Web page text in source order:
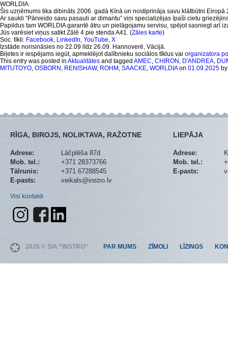
WORLDIA
Šis uzņēmums tika dibināts 2006. gadā Ķīnā un nostiprināja savu klātbūtni Eiropā
Ar saukli “Pārveido savu pasauli ar dimantu” viņi specializējas īpaši cietu
Papildus tam WORLDIA garantē ātru un pielāgojamu servisu, spējot sasniegt arī
Jūs varēsiet viņus satikt Zālē 4 pie stenda A41. (Zāles karte)
Soc. tīkli: Facebook, LinkedIn, YouTube, X
Izstāde norisināsies no 22.09 līdz 26.09. Hannoverē, Vācijā.
Biļetes ir iespējams iegūt, apmeklējot dalībnieku sociālos tīklus vai organizatora
This entry was posted in Aktualitātes and tagged AMEC, CHIRON , D'ANDREA,
MITUTOYO, OSBORN , RENISHAW, ROHM , SAACKE, WORLDIAon 01.09.2025
RĪGA, BIROJS, NOLIKTAVA, RAŽOTNE
Adrese:
Lāčplēša 87d
Mob. tel.:
+371 28373766
Tālrunis:
+371 67288545
E-pasts:
veikals@instro.lv
Visi kontakti
LIEPĀJA
Adrese:
Mob. tel.:
E-pasts:
2026 © SIA “INSTRO” PAR MUMS ZĪMOLI LĪZINGS